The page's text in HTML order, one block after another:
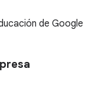
de Google